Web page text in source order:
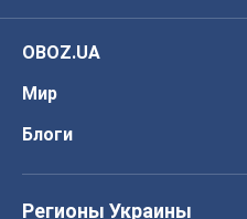
OBOZ.UA
Мир
Блоги
Регионы Украины